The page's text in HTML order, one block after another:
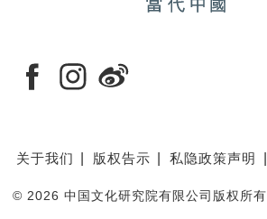
关于我们 版权告示 私隐政策声明
© 2026 中国文化研究院有限公司版权所有